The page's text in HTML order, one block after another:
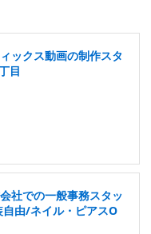
ックス動画の制作スタ
目
社での一般事務スタッ
由/ネイル・ピアスO